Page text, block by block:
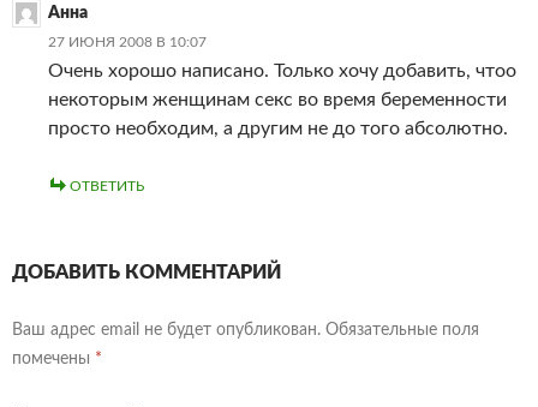
Анна
27 ИЮНЯ 2008 В 10:07
Очень хорошо написано. Только хочу добавить, чтоо
некоторым женщинам секс во время беременности
просто необходим, а другим не до того абсолютно.
ОТВЕТИТЬ
ДОБАВИТЬ КОММЕНТАРИЙ
Ваш адрес email не будет опубликован. Обязательные поля
помечены *